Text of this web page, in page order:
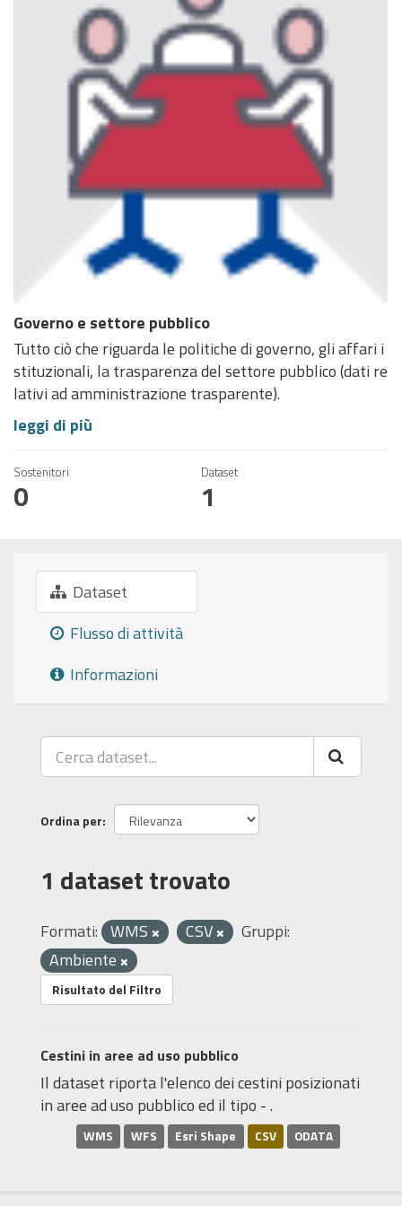
Governo e settore pubblico
Tutto ciò che riguarda le politiche di governo, gli affari i
stituzionali, la trasparenza del settore pubblico (dati re
lativi ad amministrazione trasparente).
leggi di più
Sostenitori
0
Dataset
1
Dataset
Flusso di attività
Informazioni
Ordina per
1 dataset trovato
Formati: WMS CSV
Gruppi:
Ambiente
Risultato del Filtro
Cestini in aree ad uso pubblico
Il dataset riporta l'elenco dei cestini posizionati
in aree ad uso pubblico ed il tipo - .
WMS WFS Esri Shape CSV ODATA